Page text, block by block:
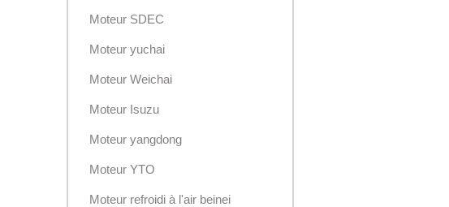
Moteur SDEC
Moteur yuchai
Moteur Weichai
Moteur Isuzu
Moteur yangdong
Moteur YTO
Moteur refroidi à l'air beinei